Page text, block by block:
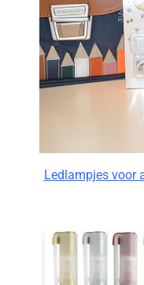
Ledlampjes voor